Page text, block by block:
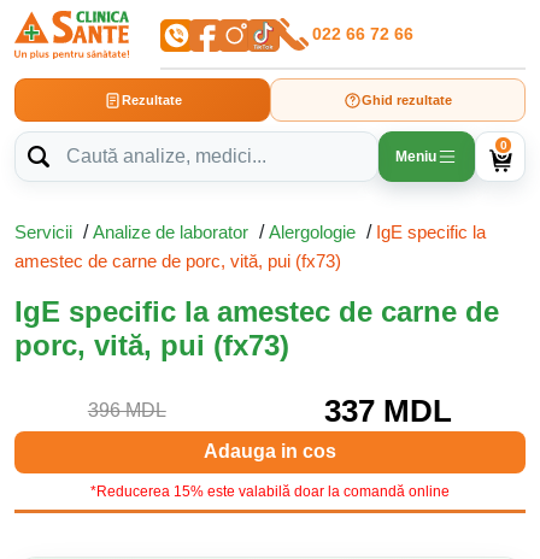
022 66 72 66
Rezultate Ghid rezultate
Meniu
0
Servicii /Analize de laborator /Alergologie / IgE specific la
amestec de carne de porc, vită, pui (fx73)
IgE specific la amestec de carne de
porc, vită, pui (fx73)
396 MDL 337 MDL
Adauga in cos
*Reducerea 15% este valabilă doar la comandă online